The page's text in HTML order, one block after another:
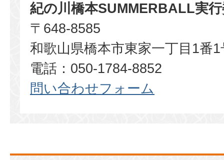
紀の川橋本SUMMERBALL実
〒648-8585
和歌山県橋本市東家一丁目1番1
電話：050-1784-8852​​​​​​​
問い合わせフォーム